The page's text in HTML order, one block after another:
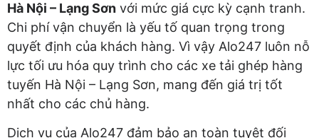
Hà Nội – Lạng Sơn với mức giá cực kỳ cạnh tranh.
Chi phí vận chuyển là yếu tố quan trọng trong
quyết định của khách hàng. Vì vậy Alo247 luôn nỗ
lực tối ưu hóa quy trình cho các xe tải ghép hàng
tuyến Hà Nội – Lạng Sơn, mang đến giá trị tốt
nhất cho các chủ hàng.
Dịch vụ của Alo247 đảm bảo an toàn tuyệt đối